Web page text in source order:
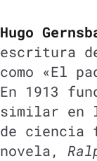
Hugo
escritura
como «El
En 1913
similar en
de ciencia
novela,